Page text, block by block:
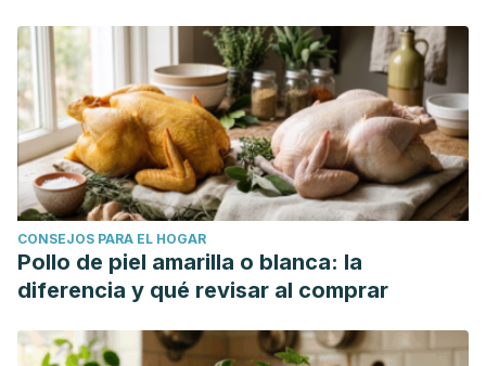
CONSEJOS PARA EL HOGAR
Pollo de piel amarilla o blanca: la
diferencia y qué revisar al comprar